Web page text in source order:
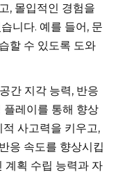
, 몰입적인 경험을
니다. 예를 들어, 문
할 수 있도록 도와
간 지각 능력, 반응
플레이를 통해 향상
사고력을 키우고,
응 속도를 향상시킵
계획 수립 능력과 자